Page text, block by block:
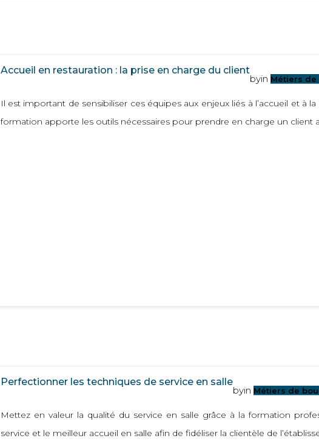
Accueil en restauration : la prise en charge du client
byin Métiers de
Il est important de sensibiliser ces équipes aux enjeux liés à l’accueil et à
formation apporte les outils nécessaires pour prendre en charge un client
Perfectionner les techniques de service en salle
byin Métiers de
Mettez en valeur la qualité du service en salle grâce à la formation
service et le meilleur accueil en salle afin de fidéliser la clientèle de